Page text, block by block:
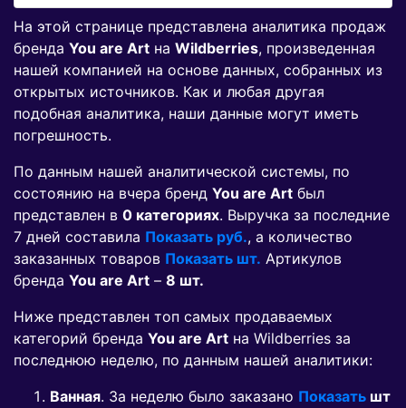
На этой странице представлена аналитика продаж
бренда You are Art на Wildberries, произведенная
нашей компанией на основе данных, собранных из
открытых источников. Как и любая другая
подобная аналитика, наши данные могут иметь
погрешность.
По данным нашей аналитической системы, по
состоянию на вчера бренд You are Art был
представлен в 0 категориях. Выручка за последние
7 дней составила Показать руб., а количество
заказанных товаров Показать шт. Артикулов
бренда You are Art – 8 шт.
Ниже представлен топ самых продаваемых
категорий бренда You are Art на Wildberries за
последнюю неделю, по данным нашей аналитики:
Ванная. За неделю было заказано Показать шт